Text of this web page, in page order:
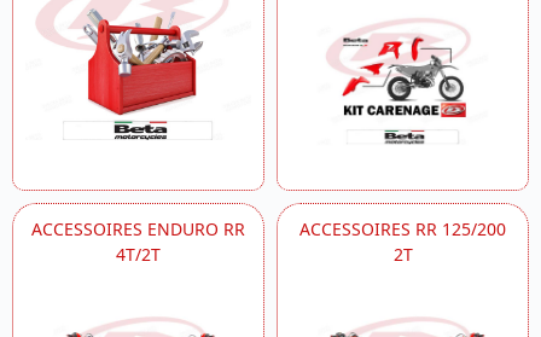
ACCESSOIRES ENDURO RR
4T/2T
ACCESSOIRES RR 125/200
2T